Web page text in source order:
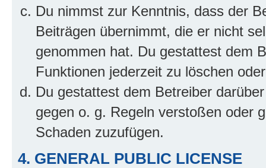
Du nimmst zur Kenntnis, dass der
Beiträgen übernimmt, die er nicht
genommen hat. Du gestattest dem
Funktionen jederzeit zu löschen
Du gestattest dem Betreiber
gegen o. g. Regeln verstoßen oder
Schaden zuzufügen.
4. GENERAL PUBLIC LICENSE